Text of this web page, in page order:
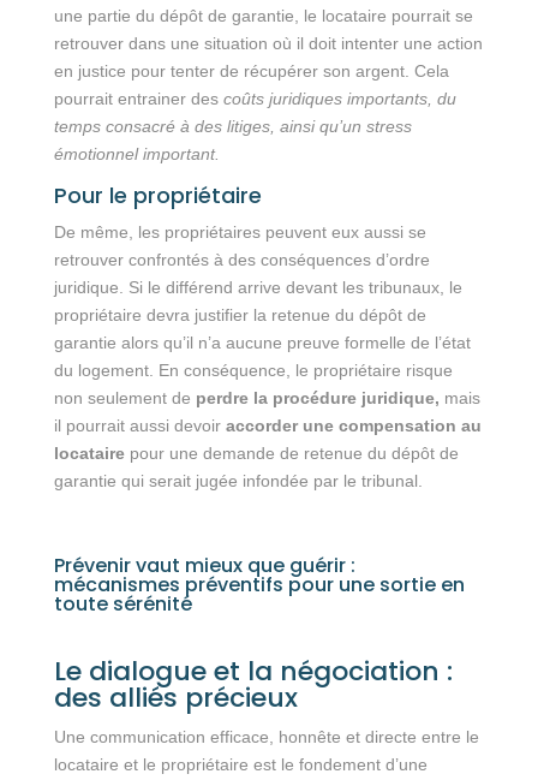
une partie du dépôt de garantie, le locataire pourrait se
retrouver dans une situation où il doit intenter une action
en justice pour tenter de récupérer son argent. Cela
pourrait entrainer descoûts juridiques importants, du
temps consacré à des litiges, ainsi qu’un stress
émotionnel important.
Pour le propriétaire
De même, les propriétaires peuvent eux aussi se
retrouver confrontés à des conséquences d’ordre
juridique. Si le différend arrive devant les tribunaux, le
propriétaire devra justifier la retenue du dépôt de
garantie alors qu’il n’a aucune preuve formelle de l’état
du logement. En conséquence, le propriétaire risque
non seulement de perdre la procédure juridique, mais
il pourrait aussi devoir accorder une compensation au
locataire pour une demande de retenue du dépôt de
garantie qui serait jugée infondée par le tribunal.
Prévenir vaut mieux que guérir :
mécanismes préventifs pour une sortie en
toute sérénité
Le dialogue et la négociation :
des alliés précieux
Une communication efficace, honnête et directe entre le
locataire et le propriétaire est le fondement d’une